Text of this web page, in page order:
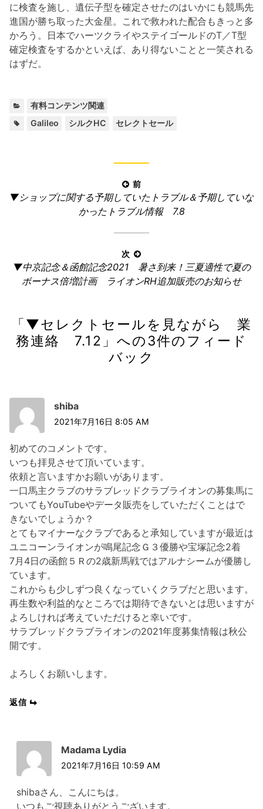
に検査を施し、遺伝子型を確定させたのはいかにも競馬先
進国が勝ち取った大金星。これで救われた配合もきっと多
かろう。日本でハーツクライやステイゴールドのT／T型
確定検査をするかといえば、あり得ないことと一笑される
はずだ。
ゴ
有料コンテンツ関連
Galileo シルクHC セレクトセール
稿
ー
シ
ン
前
前
▼ショップに関する予期していたトラブル＆予期していな
かったトラブル情報 7.8
次
次
▼中京記念＆函館記念2021 暑さ到来！三夏適性で夏の
ボーナス倍増計画 ライオンRH追加販売のお知らせ
「▼セレクトセールを見ながら 業
務連絡 7.12 」への3件のフィード
バック
shiba
2021年7月16日 8:05 AM
初めてのコメントです。
いつも拝見させて頂いています。
依頼と言いますかお願いがあります。
一口馬主クラブのサラブレッドクラブライオンの募集馬に
ついてもYouTubeやデータ販売をしていただくことはで
きないでしょうか？
とてもマイナーなクラブであると承知していますが最近は
ユニコーンライオンが鳴尾記念Ｇ３優勝や宝塚記念2着
7月4日の函館５Ｒの2歳新馬戦ではアルナシームが優勝し
ています。
これからも少しずつ良くなっていくクラブだと思います。
再生数や利益的なところでは期待できないとは思いますが
よろしければ考えていただけると幸いです。
サラブレッドクラブライオンの2021年度募集情報は秋公
開です。
よろしくお願いします。
返信
Madama Lydia
2021年7月16日 10:59 AM
shibaさん、こんにちは。
いつもご視聴ありがとうございます。